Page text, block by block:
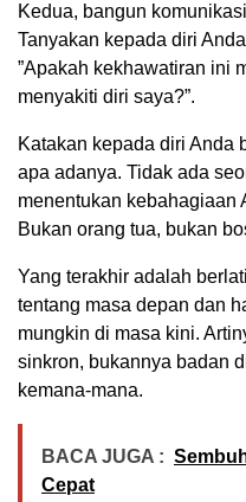
Kedua, bangun
Tanyakan kepada diri
”Apakah kekhawatiran ini
menyakiti diri saya?”.
Katakan kepada diri Anda
apa adanya. Tidak ada
menentukan kebahagiaan
Bukan orang tua, bukan
Yang terakhir adalah
tentang masa depan dan
mungkin di masa kini.
sinkron, bukannya badan
kemana-mana.
BACA JUGA :
Cepat